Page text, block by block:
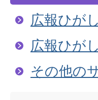
広報ひが
広報ひが
その他の